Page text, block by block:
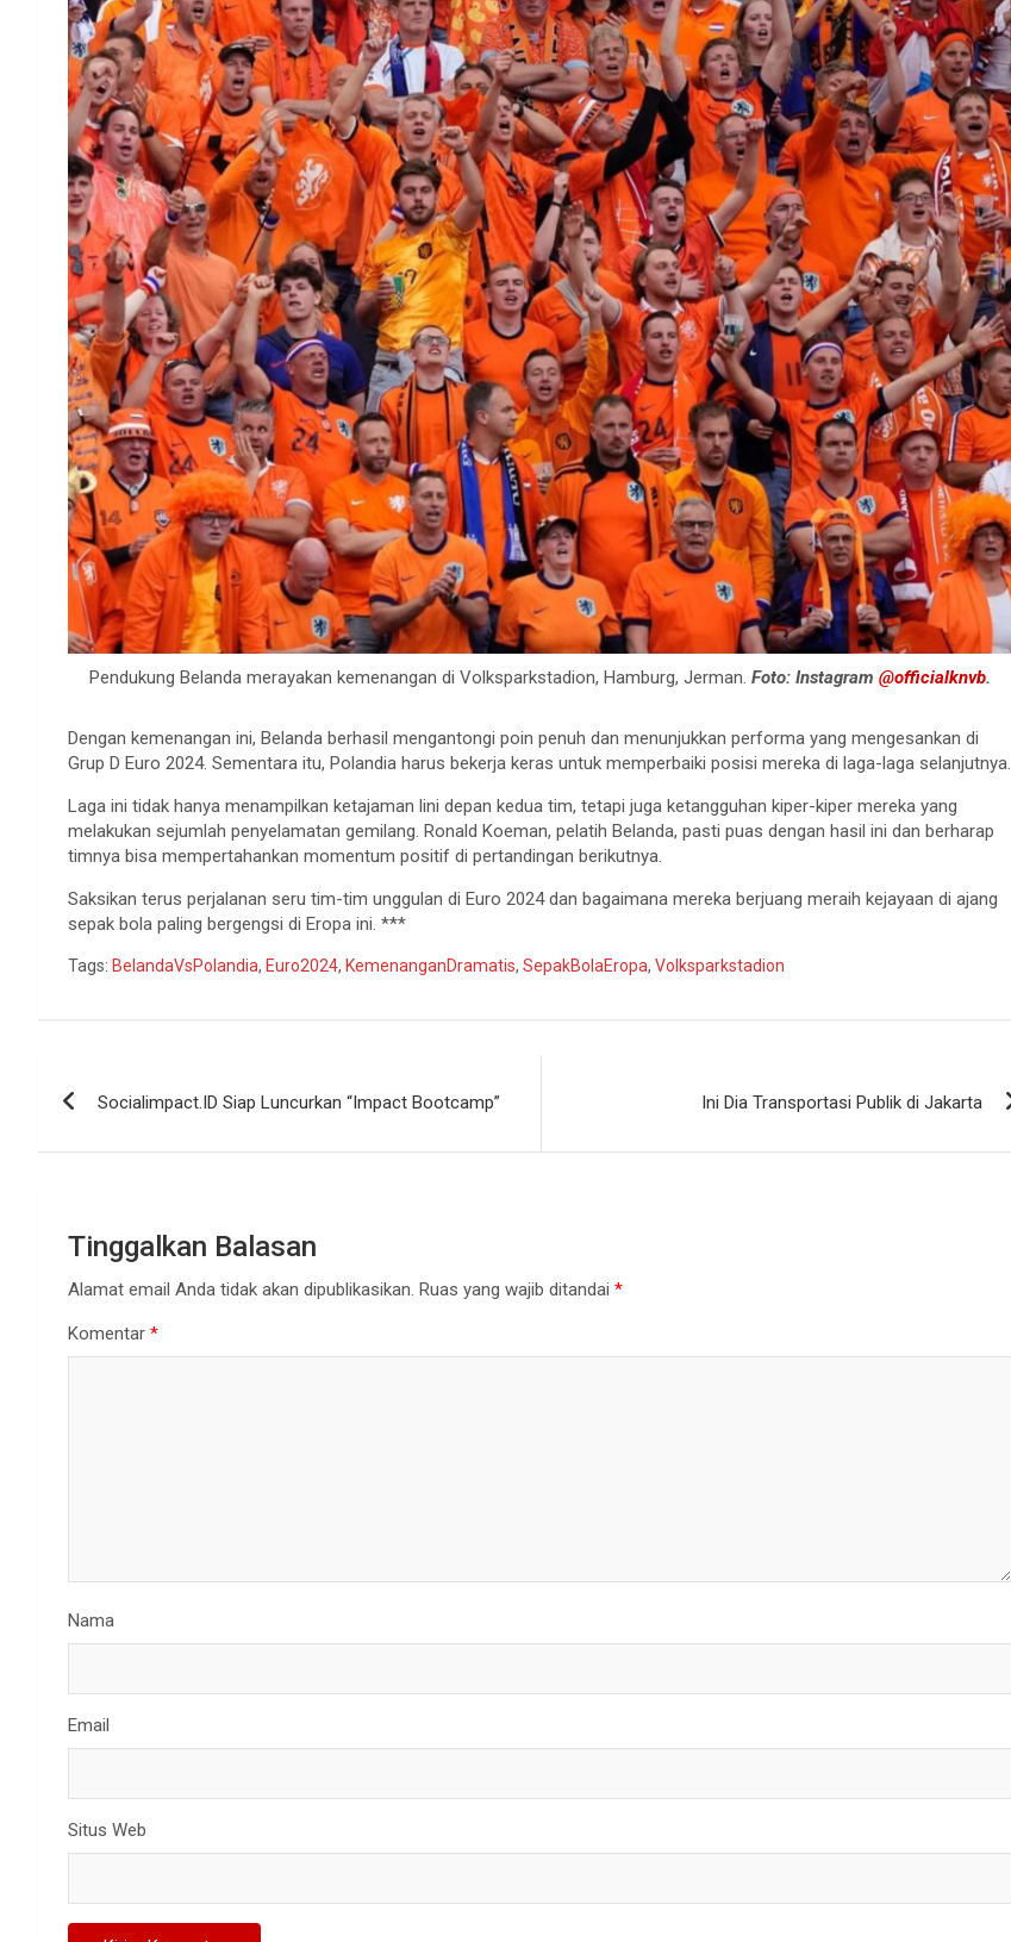
Pendukung Belanda merayakan kemenangan di Volksparkstadion, Hamburg, Jerman.Foto: Instagram@officialknvb.
Dengan kemenangan ini, Belanda berhasil mengantongi poin penuh dan menunjukkan performa yang mengesankan di
Grup D Euro 2024. Sementara itu, Polandia harus bekerja keras untuk memperbaiki posisi mereka di laga-laga selanjutnya.
Laga ini tidak hanya menampilkan ketajaman lini depan kedua tim, tetapi juga ketangguhan kiper-kiper mereka yang
melakukan sejumlah penyelamatan gemilang. Ronald Koeman, pelatih Belanda, pasti puas dengan hasil ini dan berharap
timnya bisa mempertahankan momentum positif di pertandingan berikutnya.
Saksikan terus perjalanan seru tim-tim unggulan di Euro 2024 dan bagaimana mereka berjuang meraih kejayaan di ajang
sepak bola paling bergengsi di Eropa ini. ***
Tags: BelandaVsPolandia, Euro2024, KemenanganDramatis, SepakBolaEropa, Volksparkstadion
Socialimpact.ID Siap Luncurkan “Impact Bootcamp” Ini Dia Transportasi Publik di Jakarta
Tinggalkan Balasan
Alamat email Anda tidak akan dipublikasikan. Ruas yang wajib ditandai *
Komentar *
Nama
Email
Situs Web